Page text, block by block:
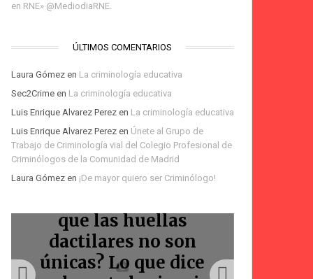
en RNE» @MediodiaRNE.
ÚLTIMOS COMENTARIOS
Laura Gómezen La criminología educativa
Sec2Crimeen La criminología educativa
Luis Enrique Alvarez Perezen La criminología educativa
Luis Enrique Alvarez Perezen Únete al Grupo de
Trabajo de Criminología vial del Colegio Profesional de
Criminólogos de la Comunidad de Madrid
Laura Gómezen ¡De mayor quiero ser Criminólogo!
Bienvenidos
criminólogos
Podcast: Homicidios
viales
Podcast Voces Amigas:
La Marquesina
Te espero en la Feria
del Libro de Madrid:
firma de «La
Marquesina»
que las huellas
dactilares no son
únicas? Lo que dice